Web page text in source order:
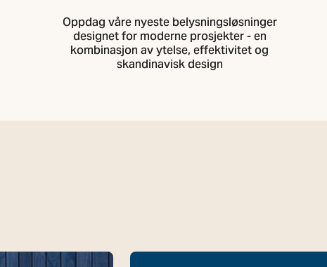
Oppdag våre nyeste belysningsløsninger
designet for moderne prosjekter - en
kombinasjon av ytelse, effektivitet og
skandinavisk design